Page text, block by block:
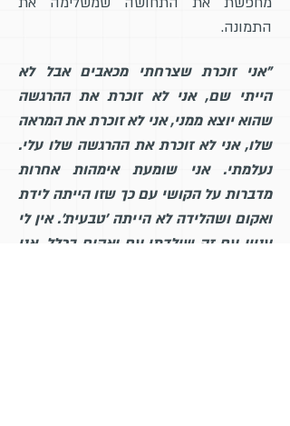
התמונה.
"אני זוכרת שצרחתי מכאבים אבל לא
הייתי שם, אני לא זוכרת את ההרגשה
שהוא יוצא ממני, אני לא זוכרת את המראה
שלו, אני לא זוכרת את ההרגשה שלו עלי.
נעלמתי. אני שומעת אימהות אחרות
מדברות על הקושי עם כך שזו הייתה לידת
ואקום ושהלידה לא הייתה 'טבעית'. אין לי
עניין עם זה שילדתי עם ואקום בכלל. אני